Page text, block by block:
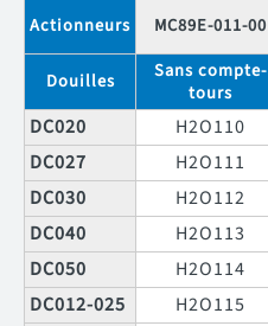
Actionneurs MC89E-011-00
Douilles
Sans compte-
tours
DC020 H2O110
DC027
H2O111
DC030
H2O112
DC040
H2O113
DC050
H2O114
DC012-025
H2O115